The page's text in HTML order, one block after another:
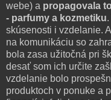
webe) a propagovala
- parfumy a kozmetiku
skúsenosti i vzdelanie.
na komunikáciu so
bola zasa užitočná pri
desať som ich určite
vzdelanie bolo
produktoch v ponuke a